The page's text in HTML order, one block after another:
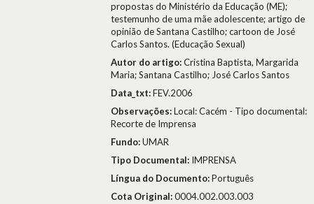
propostas do Ministério da Educação (ME);
testemunho de uma mãe adolescente; artigo de
opinião de Santana Castilho; cartoon de José
Carlos Santos. (Educação Sexual)
Autor do artigo:Cristina Baptista, Margarida
Maria; Santana Castilho; José Carlos Santos
Data_txt:FEV.2006
Observações:Local: Cacém - Tipo documental:
Recorte de Imprensa
Fundo:UMAR
Tipo Documental: IMPRENSA
Língua do Documento:Português
Cota Original:0004.002.003.003